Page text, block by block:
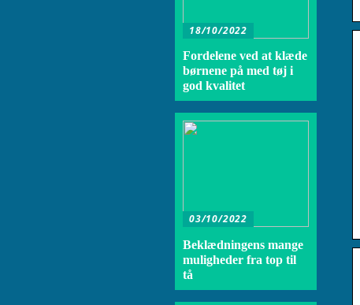
18/10/2022
Fordelene ved at klæde
børnene på med tøj i
god kvalitet
03/10/2022
Beklædningens mange
muligheder fra top til
tå